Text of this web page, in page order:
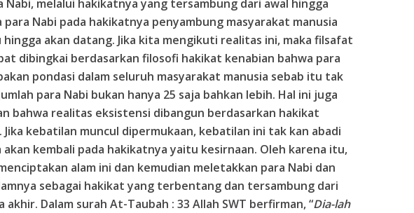
Nabi, melalui hakikatnya yang tersambung dari awal hingga
para Nabi pada hakikatnya penyambung masyarakat manusia
hingga akan datang. Jika kita mengikuti realitas ini, maka filsafat
dibingkai berdasarkan filosofi hakikat kenabian bahwa para
pondasi dalam seluruh masyarakat manusia sebab itu tak
para Nabi bukan hanya 25 saja bahkan lebih. Hal ini juga
bahwa realitas eksistensi dibangun berdasarkan hakikat
Jika kebatilan muncul dipermukaan, kebatilan ini tak kan abadi
akan kembali pada hakikatnya yaitu kesirnaan. Oleh karena itu,
alam ini dan kemudian meletakkan para Nabi dan
sebagai hakikat yang terbentang dan tersambung dari
akhir. Dalam surah At-Taubah : 33 Allah SWT berfirman, “Dia-lah